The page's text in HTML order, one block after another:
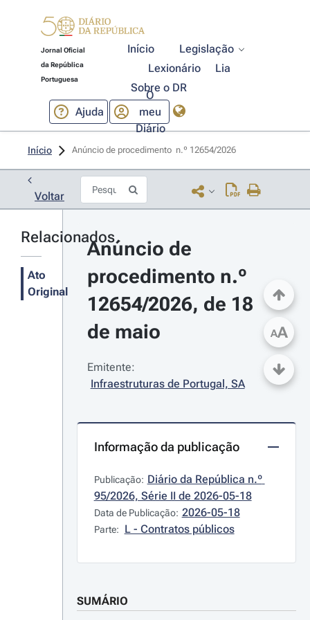
Jornal Oficial
da República
Portuguesa
Início
Legislação
Lexionário
Lia
Sobre o DR
Ajuda
O
meu
Diário
Início Anúncio de procedimento  n.º 12654/2026
Voltar
Relacionados
Ato
Original
Anúncio de
procedimento n.º
12654/2026, de 18
de maio
Emitente:
Infraestruturas de Portugal, SA
Informação da publicação
Publicação: Diário da República n.º
95/2026, Série II de 2026-05-18
Data de Publicação: 2026-05-18
Parte: L - Contratos públicos
SUMÁRIO
AA